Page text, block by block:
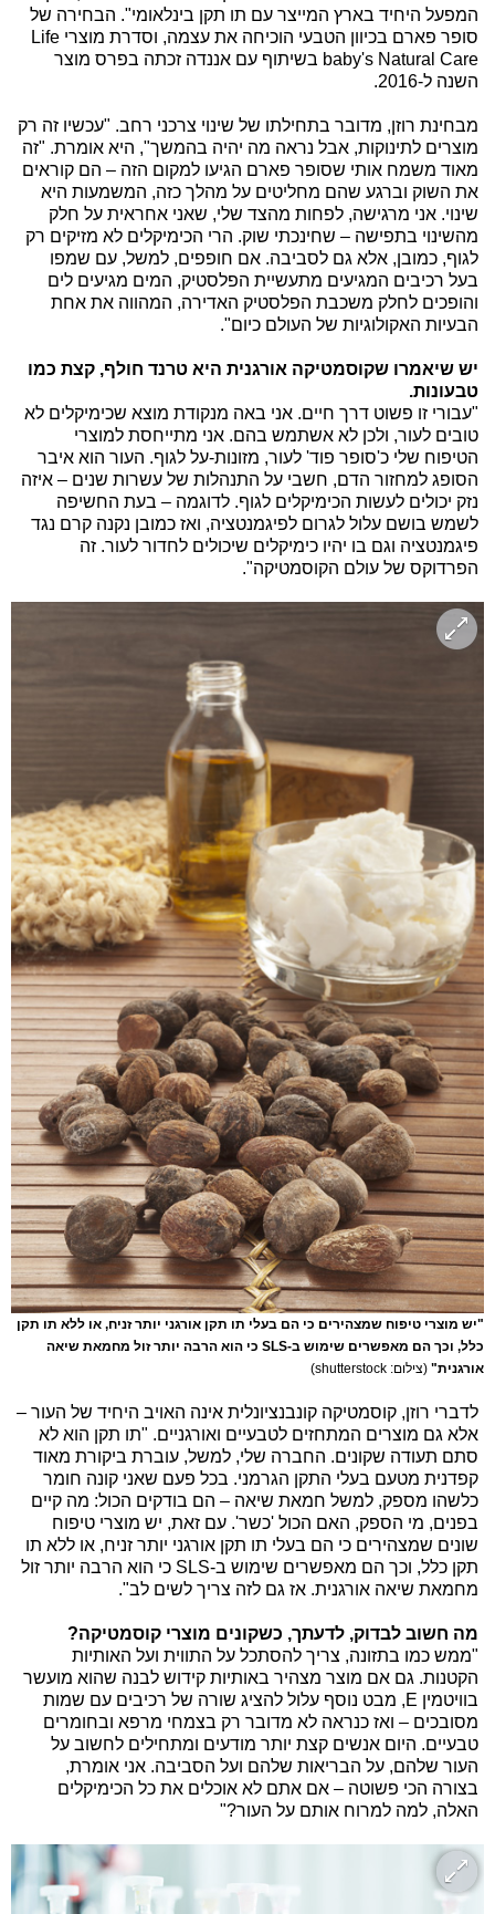
המפעל היחיד בארץ המייצר עם תו תקן בינלאומי". הבחירה של
סופר פארם בכיוון הטבעי הוכיחה את עצמה, וסדרת מוצרי Life
baby's Natural Care בשיתוף עם אננדה זכתה בפרס מוצר
השנה ל-2016.
מבחינת רוזן, מדובר בתחילתו של שינוי צרכני רחב. "עכשיו זה רק
מוצרים לתינוקות, אבל נראה מה יהיה בהמשך", היא אומרת. "זה
מאוד משמח אותי שסופר פארם הגיעו למקום הזה – הם קוראים
את השוק וברגע שהם מחליטים על מהלך כזה, המשמעות היא
שינוי. אני מרגישה, לפחות מהצד שלי, שאני אחראית על חלק
מהשינוי בתפישה – שחינכתי שוק. הרי הכימיקלים לא מזיקים רק
לגוף, כמובן, אלא גם לסביבה. אם חופפים, למשל, עם שמפו
בעל רכיבים המגיעים מתעשיית הפלסטיק, המים מגיעים לים
והופכים לחלק משכבת הפלסטיק האדירה, המהווה את אחת
הבעיות האקולוגיות של העולם כיום".
יש שיאמרו שקוסמטיקה אורגנית היא טרנד חולף, קצת כמו
טבעונות.
"עבורי זו פשוט דרך חיים. אני באה מנקודת מוצא שכימיקלים לא
טובים לעור, ולכן לא אשתמש בהם. אני מתייחסת למוצרי
הטיפוח שלי כ'סופר פוד' לעור, מזונות-על לגוף. העור הוא איבר
הסופג למחזור הדם, חשבי על התנהלות של עשרות שנים – איזה
נזק יכולים לעשות הכימיקלים לגוף. לדוגמה – בעת החשיפה
לשמש בושם עלול לגרום לפיגמנטציה, ואז כמובן נקנה קרם נגד
פיגמנטציה וגם בו יהיו כימיקלים שיכולים לחדור לעור. זה
הפרדוקס של עולם הקוסמטיקה".
"יש מוצרי טיפוח שמצהירים כי הם בעלי תו תקן אורגני יותר זניח, או ללא תו תקן
כלל, וכך הם מאפשרים שימוש ב-SLS כי הוא הרבה יותר זול מחמאת שיאה
אורגנית" (צילום: shutterstock)
לדברי רוזן, קוסמטיקה קונבנציונלית אינה האויב היחיד של העור –
אלא גם מוצרים המתחזים לטבעיים ואורגניים. "תו תקן הוא לא
סתם תעודה שקונים. החברה שלי, למשל, עוברת ביקורת מאוד
קפדנית מטעם בעלי התקן הגרמני. בכל פעם שאני קונה חומר
כלשהו מספק, למשל חמאת שיאה – הם בודקים הכול: מה קיים
בפנים, מי הספק, האם הכול 'כשר'. עם זאת, יש מוצרי טיפוח
שונים שמצהירים כי הם בעלי תו תקן אורגני יותר זניח, או ללא תו
תקן כלל, וכך הם מאפשרים שימוש ב-SLS כי הוא הרבה יותר זול
מחמאת שיאה אורגנית. אז גם לזה צריך לשים לב".
מה חשוב לבדוק, לדעתך, כשקונים מוצרי קוסמטיקה?
"ממש כמו בתזונה, צריך להסתכל על התווית ועל האותיות
הקטנות. גם אם מוצר מצהיר באותיות קידוש לבנה שהוא מועשר
בוויטמין E, מבט נוסף עלול להציג שורה של רכיבים עם שמות
מסובכים – ואז כנראה לא מדובר רק בצמחי מרפא ובחומרים
טבעיים. היום אנשים קצת יותר מודעים ומתחילים לחשוב על
העור שלהם, על הבריאות שלהם ועל הסביבה. אני אומרת,
בצורה הכי פשוטה – אם אתם לא אוכלים את כל הכימיקלים
האלה, למה למרוח אותם על העור?"